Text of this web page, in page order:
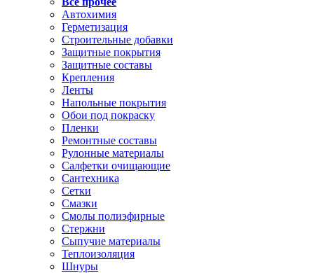
Автохимия
Герметизация
Строительные добавки
Защитные покрытия
Защитные составы
Крепления
Ленты
Напольные покрытия
Обои под покраску
Пленки
Ремонтные составы
Рулонные материалы
Салфетки очищающие
Сантехника
Сетки
Смазки
Смолы полиэфирные
Стержни
Сыпучие материалы
Теплоизоляция
Шнуры